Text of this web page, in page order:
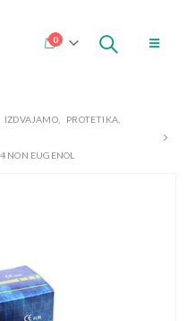
0
IZDVAJAMO, PROTETIKA
NON EUGENOL